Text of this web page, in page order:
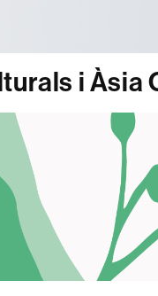
i Àsia